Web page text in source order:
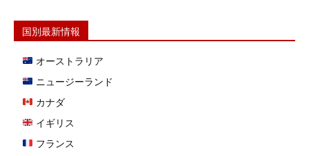
国別最新情報
オーストラリア
ニュージーランド
カナダ
イギリス
フランス